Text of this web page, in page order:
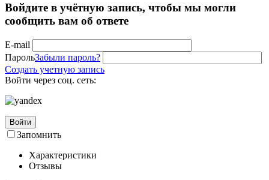
Войдите в учётную запись, чтобы мы могли
сообщить вам об ответе
E-mail
ПарольЗабыли пароль?
Создать учетную запись
Войти через соц. сеть:
Войти
Запомнить
Характеристики
Отзывы